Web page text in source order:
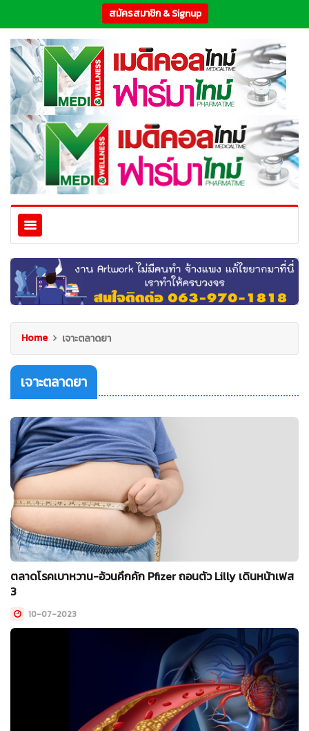
สมัครสมาชิก & Signup
Home เจาะตลาดยา
เจาะตลาดยา
ตลาดโรคเบาหวาน-อ้วนคึกคัก Pfizer ถอนตัว Lilly เดินหน้าเฟส
3
10-07-2023